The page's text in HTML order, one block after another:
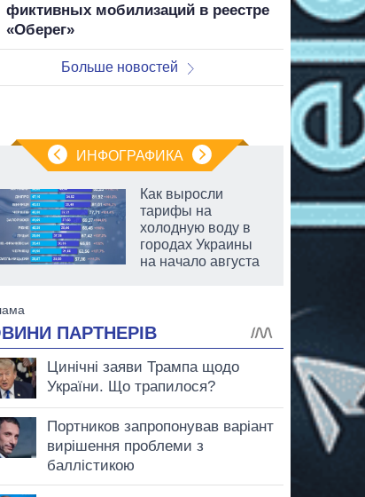
фиктивных мобилизаций в реестре
«Оберег»
Больше новостей
ИНФОГРАФИКА
Как выросли
тарифы на
холодную воду в
городах Украины
на начало августа